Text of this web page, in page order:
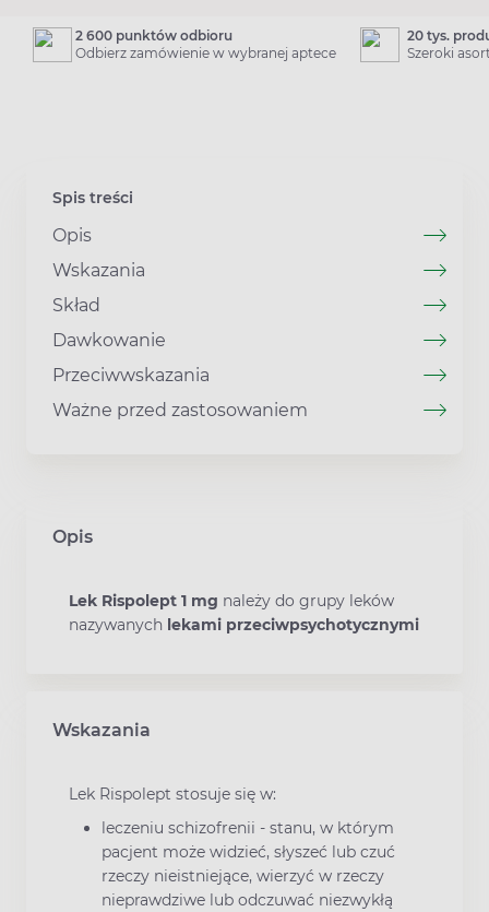
2 600 punktów odbioru
Odbierz zamówienie w wybranej aptece
20 tys.
Szeroki
Spis treści
Opis
Wskazania
Skład
Dawkowanie
Przeciwwskazania
Ważne przed zastosowaniem
Opis
Lek Rispolept 1 mg należy do grupy leków
nazywanych lekami przeciwpsychotycznymi
Wskazania
Lek Rispolept stosuje się w:
leczeniu schizofrenii - stanu, w którym
pacjent może widzieć, słyszeć lub czuć
rzeczy nieistniejące, wierzyć w rzeczy
nieprawdziwe lub odczuwać niezwykłą